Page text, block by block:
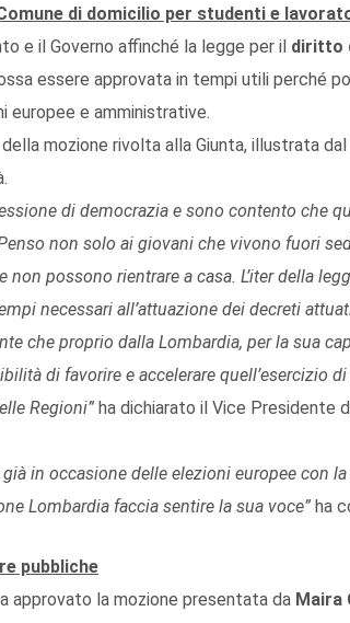
di domicilio per studenti e
e il Governo affinché la legge per il diritto
essere approvata in tempi utili perché
europee e amministrative.
mozione rivolta alla Giunta, illustrata dal
di democrazia e sono contento che
non solo ai giovani che vivono fuori
non possono rientrare a casa. L’iter della
necessari all’attuazione dei decreti
che proprio dalla Lombardia, per la sua
di favorire e accelerare quell’esercizio
Regioni” ha dichiarato il Vice Presidente
in occasione delle elezioni europee con
Lombardia faccia sentire la sua voce” ha
pubbliche
approvato la mozione presentata da Maira